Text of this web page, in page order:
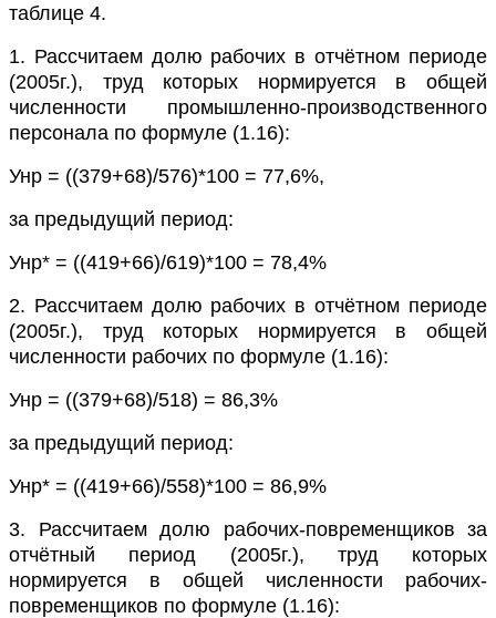
таблице 4.
1. Рассчитаем долю рабочих в отчётном периоде
(2005г.), труд которых нормируется в общей
численности промышленно-производственного
персонала по формуле (1.16):
Унр = ((379+68)/576)*100 = 77,6%,
за предыдущий период:
Унр* = ((419+66)/619)*100 = 78,4%
2. Рассчитаем долю рабочих в отчётном периоде
(2005г.), труд которых нормируется в общей
численности рабочих по формуле (1.16):
Унр = ((379+68)/518) = 86,3%
за предыдущий период:
Унр* = ((419+66)/558)*100 = 86,9%
3. Рассчитаем долю рабочих-повременщиков за
отчётный период (2005г.), труд которых
нормируется в общей численности рабочих-
повременщиков по формуле (1.16):